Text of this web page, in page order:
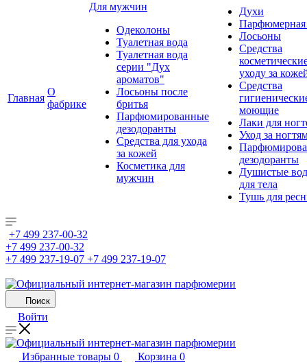
Главная
О
фабрике
Для мужчин
Одеколоны
Туалетная вода
Туалетная вода
серии "Дух
ароматов"
Лосьоны после
бритья
Парфюмированные
дезодоранты
Средства для ухода
за кожей
Косметика для
мужчин
Духи
Парфюмерная
Лосьоны
Средства
уходу за
Средства
моющие
Лаки для
Уход за
дезодоранты
Душистые
для тела
Тушь для
+7 499 237-00-32
+7 499 237-00-32
+7 499 237-19-07 +7 499 237-19-07
Поиск
Войти
Избранные товары 0 Корзина 0